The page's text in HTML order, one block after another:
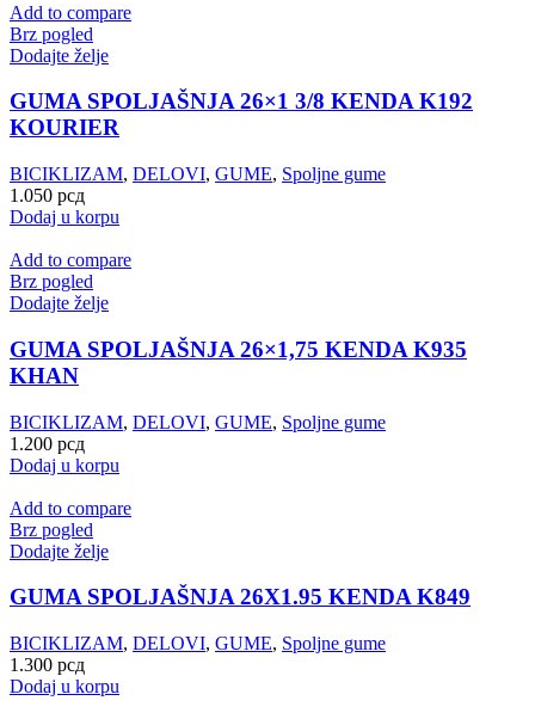
Add to compare
Brz pogled
Dodajte želje
GUMA SPOLJAŠNJA 26×1 3/8 KENDA K192
KOURIER
BICIKLIZAM, DELOVI, GUME, Spoljne gume
1.050 рсд
Dodaj u korpu
Add to compare
Brz pogled
Dodajte želje
GUMA SPOLJAŠNJA 26×1,75 KENDA K935
KHAN
BICIKLIZAM, DELOVI, GUME, Spoljne gume
1.200 рсд
Dodaj u korpu
Add to compare
Brz pogled
Dodajte želje
GUMA SPOLJAŠNJA 26X1.95 KENDA K849
BICIKLIZAM, DELOVI, GUME, Spoljne gume
1.300 рсд
Dodaj u korpu